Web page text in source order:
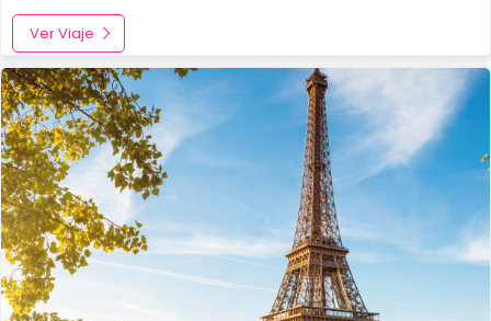
Ver Viaje